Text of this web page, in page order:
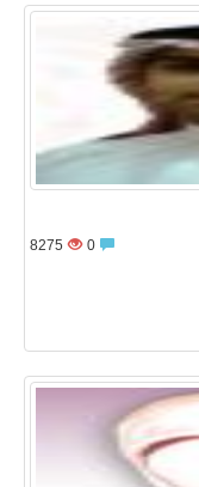
8275